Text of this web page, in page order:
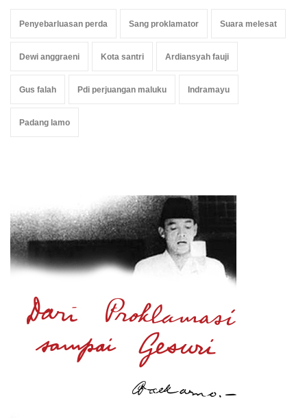
Penyebarluasan perda Sang proklamator Suara melesat
Dewi anggraeni Kota santri Ardiansyah fauji
Gus falah Pdi perjuangan maluku Indramayu
Padang lamo